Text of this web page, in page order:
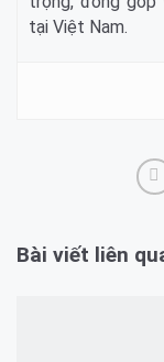
tại Việt Nam.
Bài viết liên